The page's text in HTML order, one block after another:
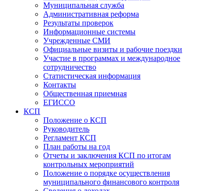
Муниципальная служба
Административная реформа
Результаты проверок
Информационные системы
Учрежденные СМИ
Официальные визиты и рабочие поездки
Участие в программах и международное
сотрудничество
Статистическая информация
Контакты
Общественная приемная
ЕГИССО
КСП
Положение о КСП
Руководитель
Регламент КСП
План работы на год
Отчеты и заключения КСП по итогам
контрольных мероприятий
Положение о порядке осуществления
муниципального финансового контроля